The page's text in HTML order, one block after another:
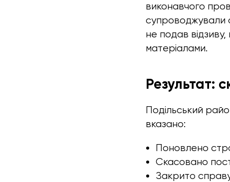
виконавчого
супроводжували
не подав
матеріалами.
Результат:
Подільський
вказано:
Поновлено
Скасовано
Закрито